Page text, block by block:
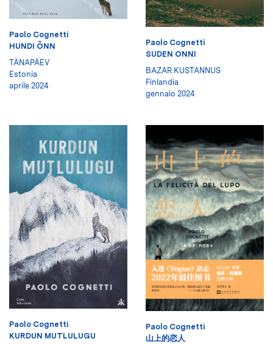
Paolo Cognetti
HUNDI ÕNN
TÄNAPÄEV
Estonia
aprile 2024
Paolo Cognetti
SUDEN ONNI
BAZAR KUSTANNUS
Finlandia
gennaio 2024
Paolo Cognetti
KURDUN MUTLULUGU
Paolo Cognetti
山上的恋人